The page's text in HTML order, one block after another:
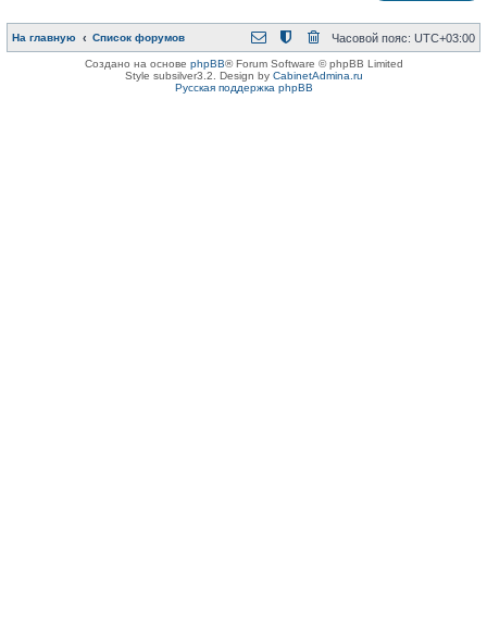
На главную Список форумов Часовой пояс: UTC+03:00
Создано на основе phpBB® Forum Software © phpBB Limited
Style subsilver3.2. Design by CabinetAdmina.ru
Русская поддержка phpBB